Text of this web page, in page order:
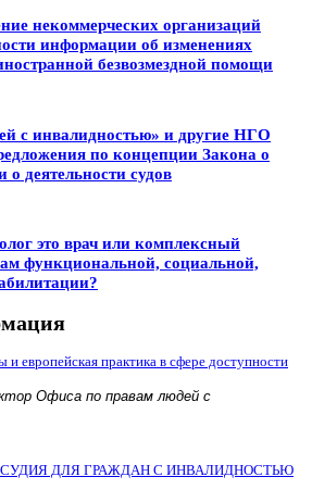
некоммерческих организаций
информации об изменениях
безвозмездной помощи
с инвалидностью» и другие НГО
по концепции Закона о
деятельности судов
это врач или комплексный
функциональной, социальной,
европейская практика в сфере доступности
Офиса по правам людей с
ДЛЯ ГРАЖДАН С ИНВАЛИДНОСТЬЮ